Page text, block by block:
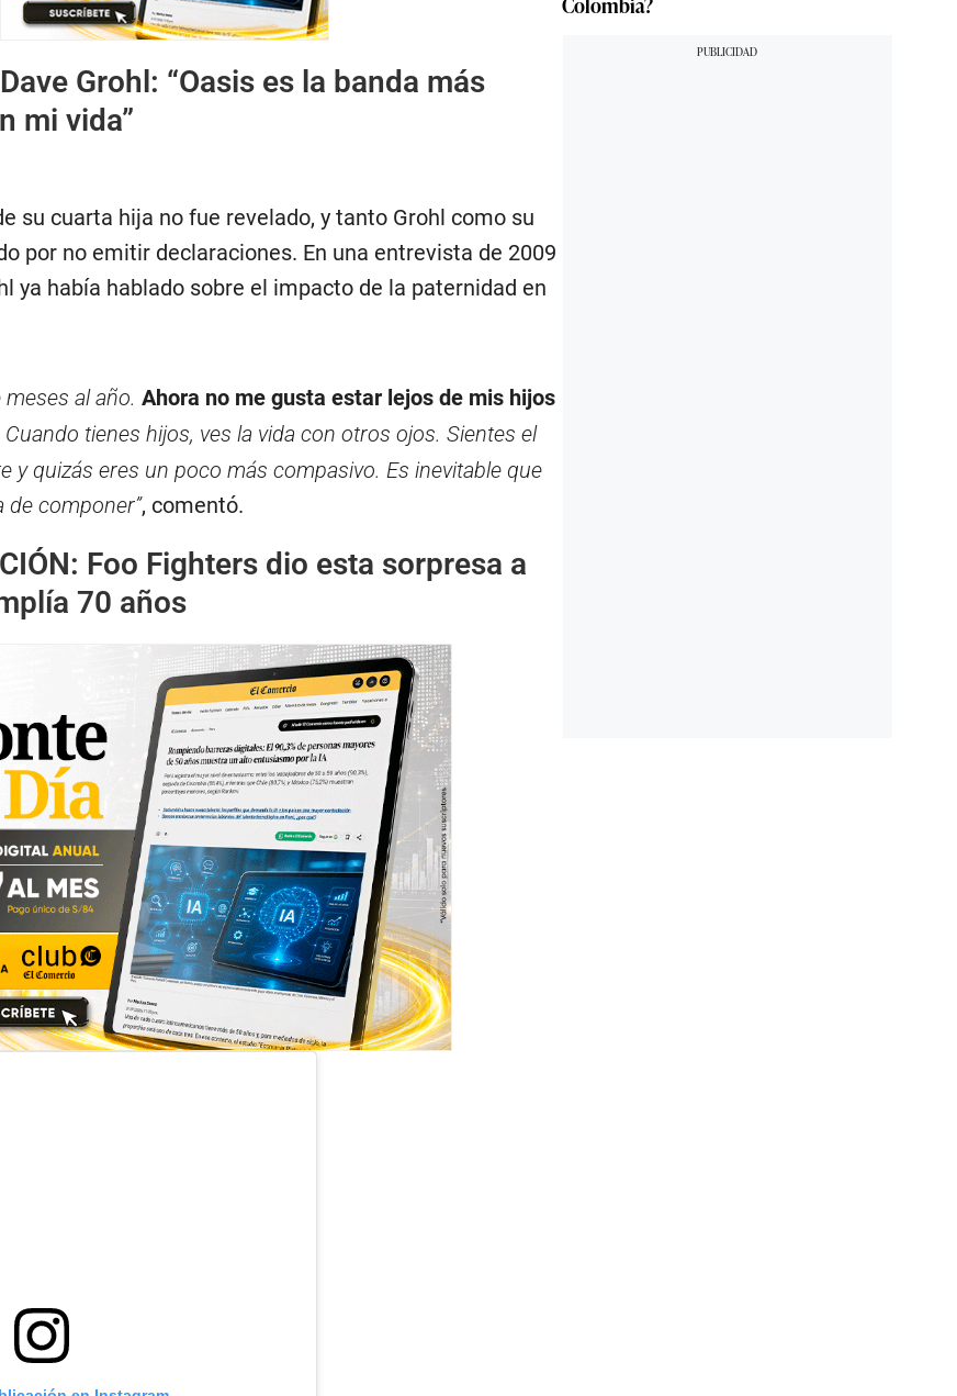
Dave Grohl: “Oasis es la banda más
mi vida”
su cuarta hija no fue revelado, y tanto Grohl como su
por no emitir declaraciones. En una entrevista de 2009
ya había hablado sobre el impacto de la paternidad en
meses al año. Ahora no me gusta estar lejos de mis hijos
Cuando tienes hijos, ves la vida con otros ojos. Sientes el
y quizás eres un poco más compasivo. Es inevitable que
de componer”, comentó.
Foo Fighters dio esta sorpresa a
70 años